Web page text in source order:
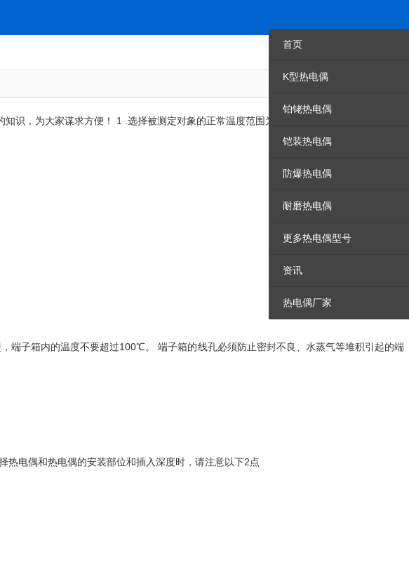
首页
K型热电偶
铂铑热电偶
铠装热电偶
防爆热电偶
耐磨热电偶
更多热电偶型号
资讯
热电偶厂家
识，为大家谋求方便！ 1 .选择被测定对象的正常温度范围为300℃以下的热电阻体
端子箱内的温度不要超过100℃。 端子箱的线孔必须防止密封不良、水蒸气等堆积引起的端
热电偶和热电偶的安装部位和插入深度时，请注意以下2点